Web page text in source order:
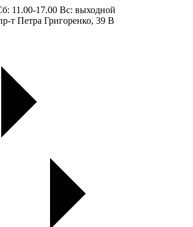
11.00-17.00 Вс: выходной
т Петра Григоренко, 39 В